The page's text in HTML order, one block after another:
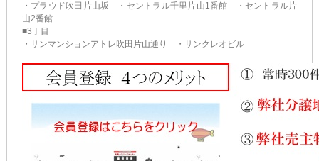
・プラウド吹田片山坂 ・セントラル千里片山1番館 ・セントラル片
山2番館
■3丁目
・サンマンションアトレ吹田片山通り ・サンクレオビル